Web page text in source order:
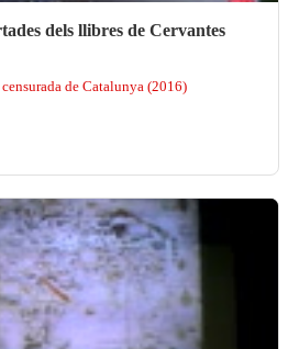
dels llibres de Cervantes
de Catalunya (2016)